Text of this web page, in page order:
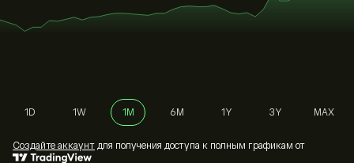
1D 1W 1M 6M 1Y 3Y MAX
Cоздайте аккаунт для получения доступа к полным графикам от